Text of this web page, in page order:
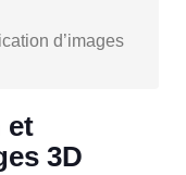
d’images
et
3D